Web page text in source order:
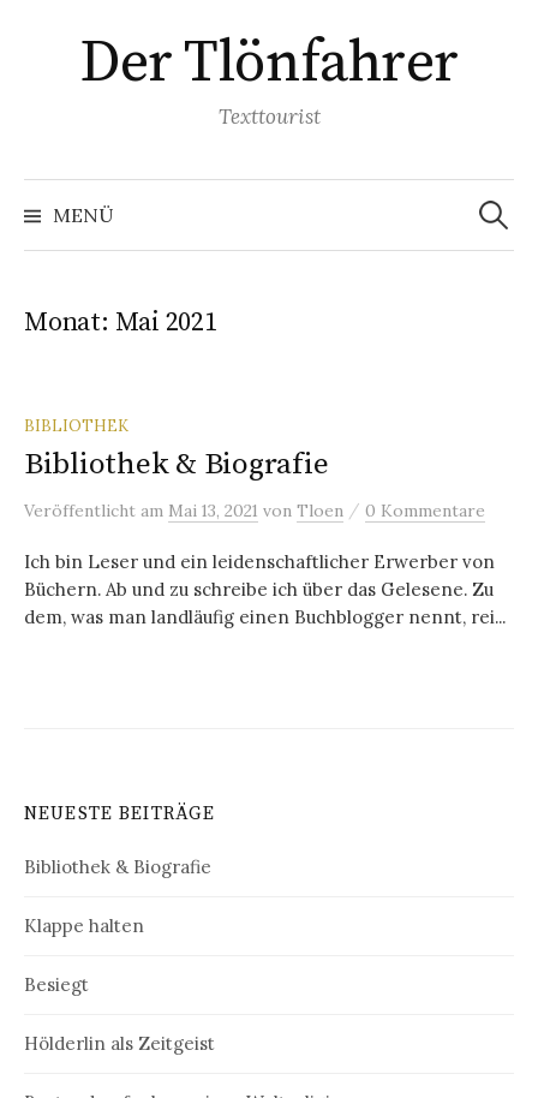
Der Tlönfahrer
Texttourist
MENÜ
Suchen
nach:
Monat: Mai 2021
BIBLIOTHEK
Bibliothek & Biografie
Veröffentlicht am Mai 13, 2021 von Tloen / 0 Kommentare
Ich bin Leser und ein leidenschaftlicher Erwerber von
Büchern. Ab und zu schreibe ich über das Gelesene. Zu
dem, was man landläufig einen Buchblogger nennt, rei...
NEUESTE BEITRÄGE
Bibliothek & Biografie
Klappe halten
Besiegt
Hölderlin als Zeitgeist